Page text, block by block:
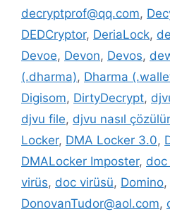
decryptprof@qq.com,
DEDCryptor, DeriaLock,
Devoe, Devon, Devos,
(.dharma), Dharma
Digisom, DirtyDecrypt,
djvu file, djvu nasıl çözülür
Locker, DMA Locker 3.0,
DMALocker Imposter, doc
virüs, doc virüsü, Domino,
DonovanTudor@aol.com,